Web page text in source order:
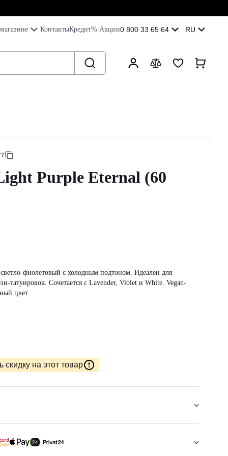
КонтактыКредит% Акции0 800 33 65 64 RU
Purple Eternal (60
фиолетовый с холодным подтоном. Идеален для
татуировок. Сочетается с Lavender, Violet и White. Vegan-
цвет.
скидку на этот товар